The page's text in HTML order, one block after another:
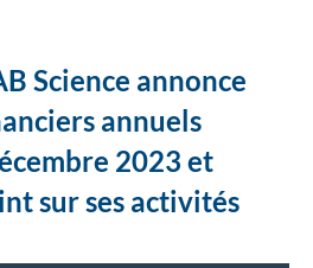
Science annonce
annuels
2023 et
sur ses activités